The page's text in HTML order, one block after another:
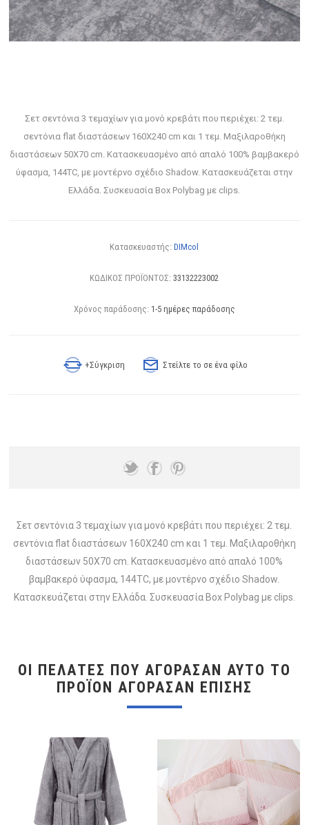
Σετ σεντόνια 3 τεμαχίων για μονό κρεβάτι που περιέχει: 2 τεμ.
σεντόνια flat διαστάσεων 160Χ240 cm και 1 τεμ. Μαξιλαροθήκη
διαστάσεων 50Χ70 cm. Κατασκευασμένο από απαλό 100% βαμβακερό
ύφασμα, 144TC, με μοντέρνο σχέδιο Shadow. Κατασκευάζεται στην
Ελλάδα. Συσκευασία Box Polybag με clips.
Κατασκευαστής: DIMcol
ΚΩΔΙΚΟΣ ΠΡΟΪΟΝΤΟΣ: 33132223002
Χρόνος παράδοσης: 1-5 ημέρες παράδοσης
+Σύγκριση Στείλτε το σε ένα φίλο
Σετ σεντόνια 3 τεμαχίων για μονό κρεβάτι που περιέχει: 2 τεμ.
σεντόνια flat διαστάσεων 160Χ240 cm και 1 τεμ. Μαξιλαροθήκη
διαστάσεων 50Χ70 cm. Κατασκευασμένο από απαλό 100%
βαμβακερό ύφασμα, 144TC, με μοντέρνο σχέδιο Shadow.
Κατασκευάζεται στην Ελλάδα. Συσκευασία Box Polybag με clips.
ΟΙ ΠΕΛΆΤΕΣ ΠΟΥ ΑΓΌΡΑΣΑΝ ΑΥΤΌ ΤΟ
ΠΡΟΪΌΝ ΑΓΌΡΑΣΑΝ ΕΠΊΣΗΣ